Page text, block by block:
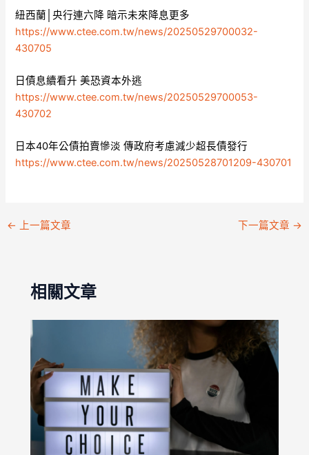
紐西蘭│央行連六降 暗示未來降息更多
https://www.ctee.com.tw/news/20250529700032-
430705
日債息續看升 美恐資本外逃
https://www.ctee.com.tw/news/20250529700053-
430702
日本40年公債拍賣慘淡 傳政府考慮減少超長債發行
https://www.ctee.com.tw/news/20250528701209-430701
← 上一篇文章 下一篇文章 →
相關文章